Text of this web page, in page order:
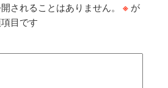
されることはありません。 ※ が
目です